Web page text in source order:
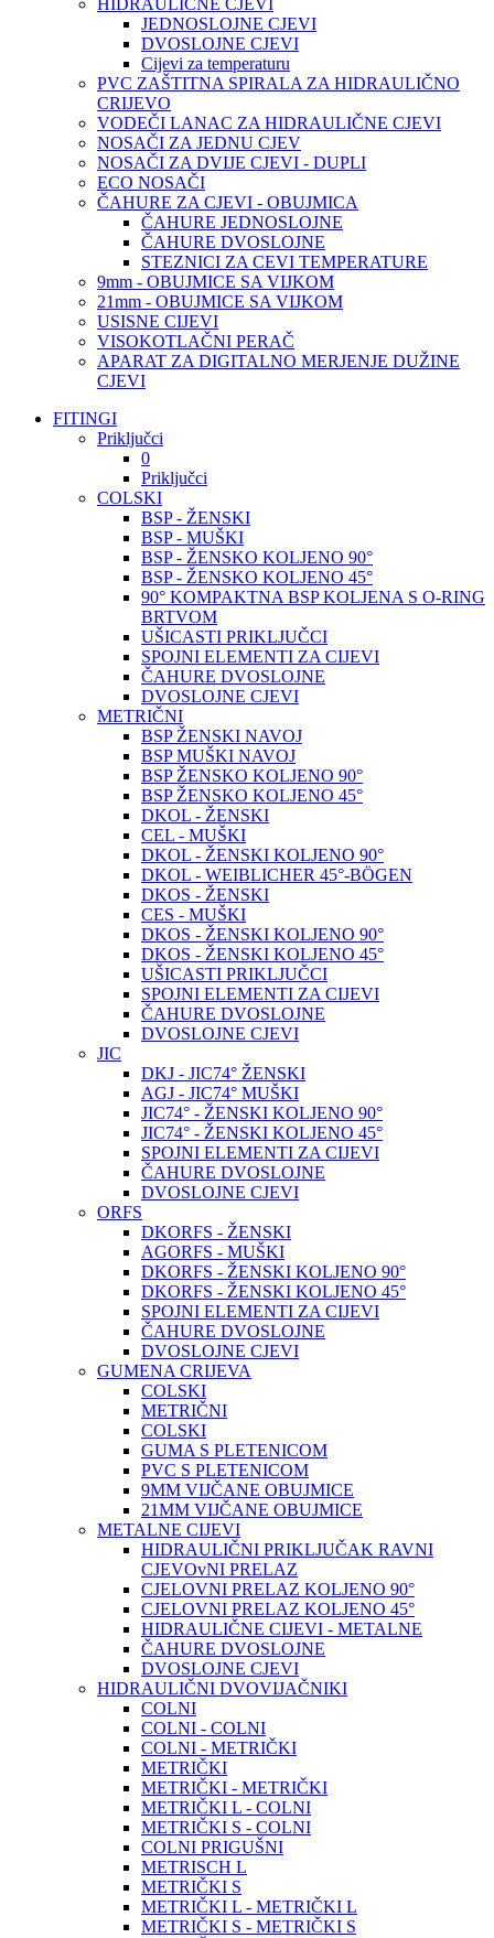
HIDRAULIČNE CJEVI
JEDNOSLOJNE CJEVI
DVOSLOJNE CJEVI
Cijevi za temperaturu
PVC ZAŠTITNA SPIRALA ZA HIDRAULIČNO
CRIJEVO
VODEČI LANAC ZA HIDRAULIČNE CJEVI
NOSAČI ZA JEDNU CJEV
NOSAČI ZA DVIJE CJEVI - DUPLI
ECO NOSAČI
ČAHURE ZA CJEVI - OBUJMICA
ČAHURE JEDNOSLOJNE
ČAHURE DVOSLOJNE
STEZNICI ZA CEVI TEMPERATURE
9mm - OBUJMICE SA VIJKOM
21mm - OBUJMICE SA VIJKOM
USISNE CIJEVI
VISOKOTLAČNI PERAČ
APARAT ZA DIGITALNO MERJENJE DUŽINE
CJEVI
FITINGI
Priključci
0
Priključci
COLSKI
BSP - ŽENSKI
BSP - MUŠKI
BSP - ŽENSKO KOLJENO 90°
BSP - ŽENSKO KOLJENO 45°
90° KOMPAKTNA BSP KOLJENA S O-RING
BRTVOM
UŠICASTI PRIKLJUČCI
SPOJNI ELEMENTI ZA CIJEVI
ČAHURE DVOSLOJNE
DVOSLOJNE CJEVI
METRIČNI
BSP ŽENSKI NAVOJ
BSP MUŠKI NAVOJ
BSP ŽENSKO KOLJENO 90°
BSP ŽENSKO KOLJENO 45°
DKOL - ŽENSKI
CEL - MUŠKI
DKOL - ŽENSKI KOLJENO 90°
DKOL - WEIBLICHER 45°-BÖGEN
DKOS - ŽENSKI
CES - MUŠKI
DKOS - ŽENSKI KOLJENO 90°
DKOS - ŽENSKI KOLJENO 45°
UŠICASTI PRIKLJUČCI
SPOJNI ELEMENTI ZA CIJEVI
ČAHURE DVOSLOJNE
DVOSLOJNE CJEVI
JIC
DKJ - JIC74° ŽENSKI
AGJ - JIC74° MUŠKI
JIC74° - ŽENSKI KOLJENO 90°
JIC74° - ŽENSKI KOLJENO 45°
SPOJNI ELEMENTI ZA CIJEVI
ČAHURE DVOSLOJNE
DVOSLOJNE CJEVI
ORFS
DKORFS - ŽENSKI
AGORFS - MUŠKI
DKORFS - ŽENSKI KOLJENO 90°
DKORFS - ŽENSKI KOLJENO 45°
SPOJNI ELEMENTI ZA CIJEVI
ČAHURE DVOSLOJNE
DVOSLOJNE CJEVI
GUMENA CRIJEVA
COLSKI
METRIČNI
COLSKI
GUMA S PLETENICOM
PVC S PLETENICOM
9MM VIJČANE OBUJMICE
21MM VIJČANE OBUJMICE
METALNE CIJEVI
HIDRAULIČNI PRIKLJUČAK RAVNI
CJEVOvNI PRELAZ
CJELOVNI PRELAZ KOLJENO 90°
CJELOVNI PRELAZ KOLJENO 45°
HIDRAULIČNE CIJEVI - METALNE
ČAHURE DVOSLOJNE
DVOSLOJNE CJEVI
HIDRAULIČNI DVOVIJAČNIKI
COLNI
COLNI - COLNI
COLNI - METRIČKI
METRIČKI
METRIČKI - METRIČKI
METRIČKI L - COLNI
METRIČKI S - COLNI
COLNI PRIGUŠNI
METRISCH L
METRIČKI S
METRIČKI L - METRIČKI L
METRIČKI S - METRIČKI S